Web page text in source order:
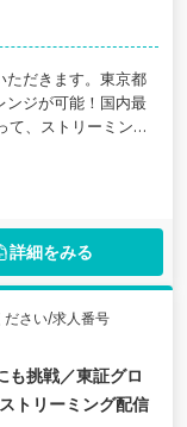
ただきます。東京都
ンジが可能！国内最
て、ストリーミング
。
詳細をみる
ださい/求人番号
も挑戦／東証グロ
トリーミング配信